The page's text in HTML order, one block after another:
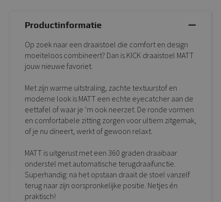
Productinformatie
Op zoek naar een draaistoel die comfort en design
moeiteloos combineert? Dan is KICK draaistoel MATT
jouw nieuwe favoriet.
Met zijn warme uitstraling, zachte textuurstof en
moderne look is MATT een echte eyecatcher aan de
eettafel of waar je ‘m ook neerzet. De ronde vormen
en comfortabele zitting zorgen voor ultiem zitgemak,
of je nu dineert, werkt of gewoon relaxt.
MATT is uitgerust met een 360 graden draaibaar
onderstel met automatische terugdraaifunctie.
Superhandig: na het opstaan draait de stoel vanzelf
terug naar zijn oorspronkelijke positie. Netjes én
praktisch!